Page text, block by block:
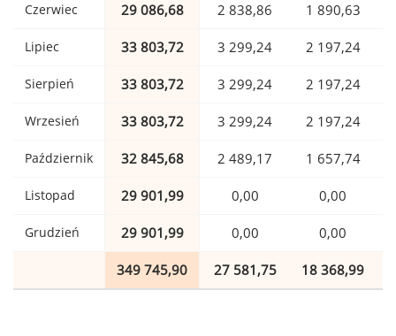
Czerwiec 29 086,68 2 838,86 1 890,63
Lipiec 33 803,72 3 299,24 2 197,24
Sierpień 33 803,72 3 299,24 2 197,24
Wrzesień 33 803,72 3 299,24 2 197,24
Październik 32 845,68 2 489,17 1 657,74
Listopad 29 901,99 0,00 0,00
Grudzień 29 901,99 0,00 0,00
349 745,90 27 581,75 18 368,99